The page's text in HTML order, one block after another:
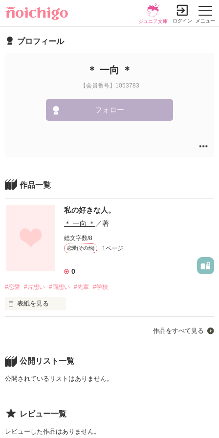
メニュー
ジュニア文庫 ログイン
プロフィール
＊ 一向 ＊
【会員番号】1053783
フォロー
作品一覧
私の好きな人。
＊ 一向 ＊ ／著
総文字数/8
恋愛(その他) 1ページ
0
#恋愛 #片想い #両想い #先輩 #学校
表紙を見る
産まれる 前 約束 したんだ、
「必ずまた逢おう」って。
作品をすべて見る
公開リスト一覧
公開されているリストはありません。
レビュー一覧
レビューした作品はありません。